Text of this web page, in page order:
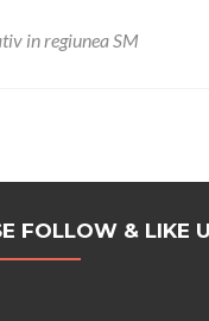
in regiunea SM
FOLLOW & LIKE